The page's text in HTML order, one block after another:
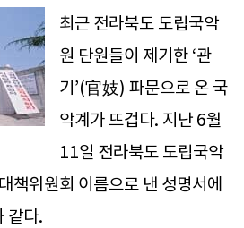
최근 전라북도 도립국악
원 단원들이 제기한 ‘관
기’(官妓) 파문으로 온 국
악계가 뜨겁다. 지난 6월
11일 전라북도 도립국악
책위원회 이름으로 낸 성명서에
같다.